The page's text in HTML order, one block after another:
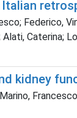
Federico,
Caterina;
kidney